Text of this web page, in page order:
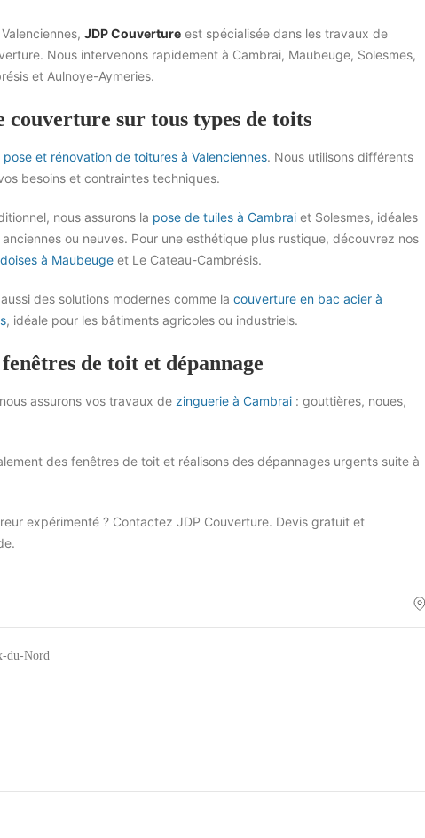
JDP Couvertureest spécialisée dans les travaux de
Nous intervenons rapidement à Cambrai, Maubeuge, Solesmes,
et Aulnoye-Aymeries.
couverture sur tous types de toits
pose et rénovation de toitures à Valenciennes. Nous utilisons différents
besoins et contraintes techniques.
nous assurons la pose de tuiles à Cambraiet Solesmes, idéales
ou neuves. Pour une esthétique plus rustique, découvrez nos
à Maubeugeet Le Cateau-Cambrésis.
des solutions modernes comme la couverture en bac acier à
, idéale pour les bâtiments agricoles ou industriels.
de toit et dépannage
assurons vos travaux de zinguerie à Cambrai: gouttières, noues,
des fenêtres de toit et réalisons des dépannages urgents suite à
expérimenté ? Contactez JDP Couverture. Devis gratuit et
du-Nord